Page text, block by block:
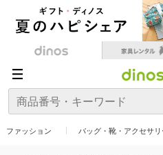
ファッション バッグ・靴・アクセサリ